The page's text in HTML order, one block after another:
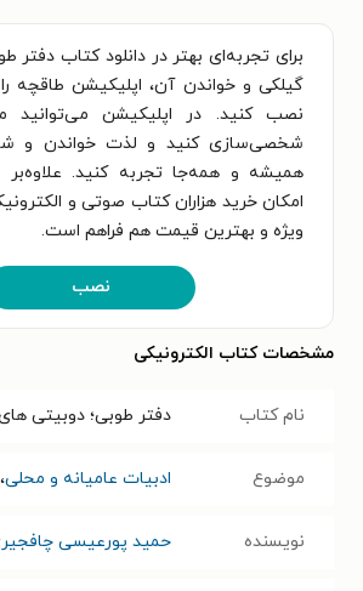
برای تجربه‌ای بهتر در دانلود کتاب دفتر
گیلکی و خواندن آن، اپلیکیشن طاقچه
نصب کنید. در اپلیکیشن می‌توانید
شخصی‌سازی کنید و لذت خواندن و
همیشه و همه‌جا تجربه کنید.
امکان خرید هزاران کتاب صوتی و
ویژه و بهترین قیمت هم فراهم است.
نصب
مشخصات کتاب الکترونیکی
نام کتاب دفتر طوبی؛ دوبیتی
موضوع ادبیات عامیانه و محلی،
نویسنده حمید پورعیسی